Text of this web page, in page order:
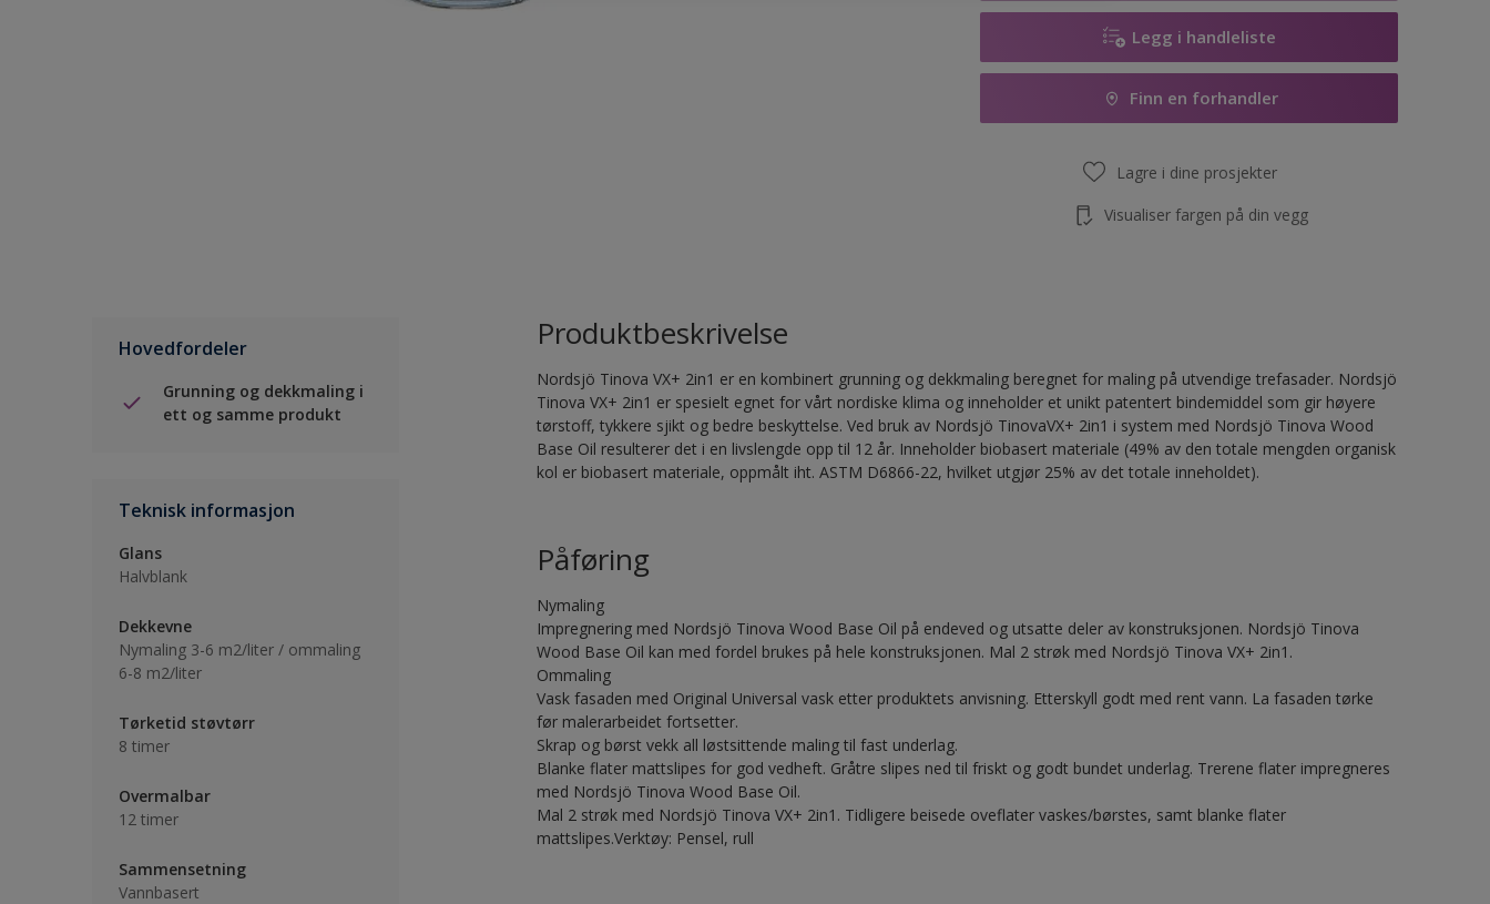
Legg i handleliste
Finn en forhandler
Lagre i dine prosjekter
Visualiser fargen på din vegg
Hovedfordeler
Grunning og dekkmaling i
ett og samme produkt
Teknisk informasjon
Glans
Halvblank
Dekkevne
Nymaling 3-6 m2/liter / ommaling
6-8 m2/liter
Tørketid støvtørr
8 timer
Overmalbar
12 timer
Sammensetning
Vannbasert
Produktbeskrivelse
Nordsjö Tinova VX+ 2in1 er en kombinert grunning og dekkmaling beregnet for maling på utvendige trefasader. Nordsjö
Tinova VX+ 2in1 er spesielt egnet for vårt nordiske klima og inneholder et unikt patentert bindemiddel som gir høyere
tørstoff, tykkere sjikt og bedre beskyttelse. Ved bruk av Nordsjö TinovaVX+ 2in1 i system med Nordsjö Tinova Wood
Base Oil resulterer det i en livslengde opp til 12 år. Inneholder biobasert materiale (49% av den totale mengden organisk
kol er biobasert materiale, oppmålt iht. ASTM D6866-22, hvilket utgjør 25% av det totale inneholdet).
Påføring
Nymaling
Impregnering med Nordsjö Tinova Wood Base Oil på endeved og utsatte deler av konstruksjonen. Nordsjö Tinova
Wood Base Oil kan med fordel brukes på hele konstruksjonen. Mal 2 strøk med Nordsjö Tinova VX+ 2in1.
Ommaling
Vask fasaden med Original Universal vask etter produktets anvisning. Etterskyll godt med rent vann. La fasaden tørke
før malerarbeidet fortsetter.
Skrap og børst vekk all løstsittende maling til fast underlag.
Blanke flater mattslipes for god vedheft. Gråtre slipes ned til friskt og godt bundet underlag. Trerene flater impregneres
med Nordsjö Tinova Wood Base Oil.
Mal 2 strøk med Nordsjö Tinova VX+ 2in1. Tidligere beisede oveflater vaskes/børstes, samt blanke flater
mattslipes.Verktøy: Pensel, rull